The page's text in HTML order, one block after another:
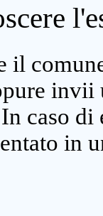
il
invii
caso
in